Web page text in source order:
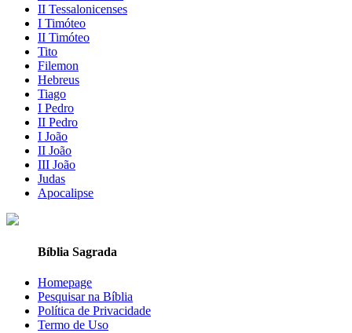
II Tessalonicenses
I Timóteo
II Timóteo
Tito
Filemon
Hebreus
Tiago
I Pedro
II Pedro
I João
II João
III João
Judas
Apocalipse
Bíblia Sagrada
Homepage
Pesquisar na Bíblia
Política de Privacidade
Termo de Uso